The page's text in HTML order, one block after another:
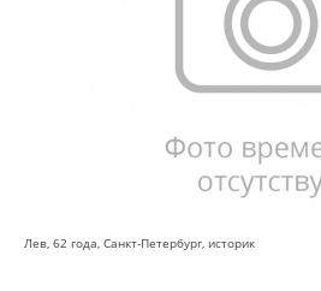
Лев, 62 года, Санкт-Петербург, историк